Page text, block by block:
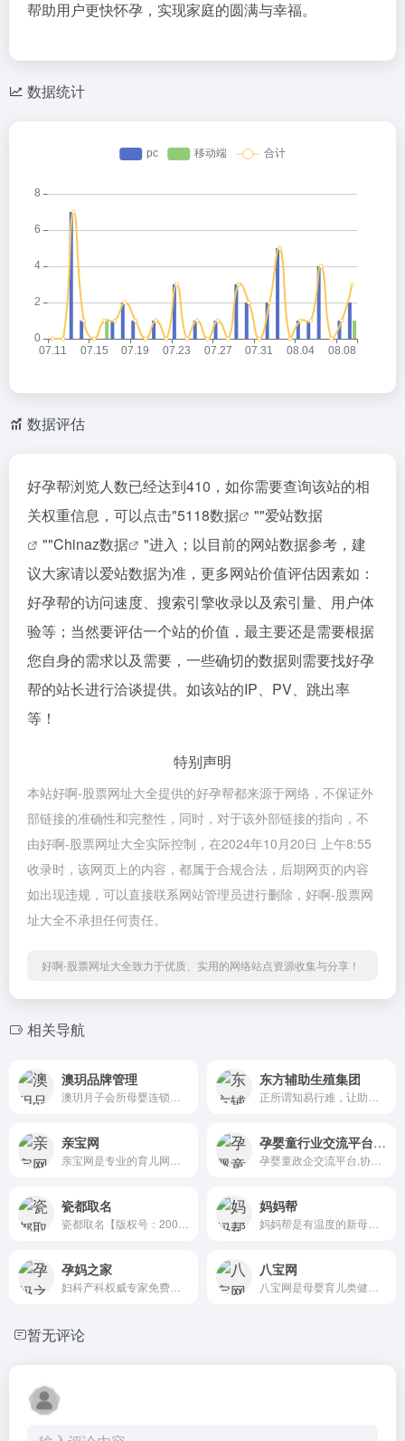
帮助用户更快怀孕，实现家庭的圆满与幸福。
数据统计
数据评估
好孕帮浏览人数已经达到410，如你需要查询该站的相
关权重信息，可以点击"5118数据 ""爱站数据
""Chinaz数据
"进入；以目前的网站数据参考，建
议大家请以爱站数据为准，更多网站价值评估因素如：
好孕帮的访问速度、搜索引擎收录以及索引量、用户体
验等；当然要评估一个站的价值，最主要还是需要根据
您自身的需求以及需要，一些确切的数据则需要找好孕
帮的站长进行洽谈提供。如该站的IP、PV、跳出率
等！
特别声明
本站好啊-股票网址大全提供的好孕帮都来源于网络，不保证外
部链接的准确性和完整性，同时，对于该外部链接的指向，不
由好啊-股票网址大全实际控制，在2024年10月20日 上午8:55
收录时，该网页上的内容，都属于合规合法，后期网页的内容
如出现违规，可以直接联系网站管理员进行删除，好啊-股票网
址大全不承担任何责任。
好啊-股票网址大全致力于优质、实用的网络站点资源收集与分享！
相关导航
澳玥品牌管理 东方辅助生殖集团
亲宝网 孕婴童行业交流平台,孕婴童政企沟通桥梁 _北京孕婴童协会
瓷都取名 妈妈帮
孕妈之家 八宝网
暂无评论